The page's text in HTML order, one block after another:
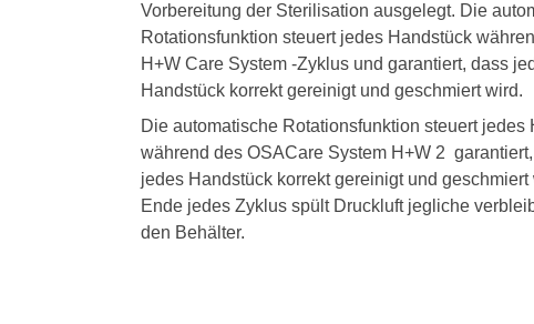
Vorbereitung der Sterilisation ausgelegt. Die
Rotationsfunktion steuert jedes Handstück
H+W Care System -Zyklus und garantiert, dass
Handstück korrekt gereinigt und geschmiert wird.
Die automatische Rotationsfunktion steuert jedes
während des OSACare System H+W 2
jedes Handstück korrekt gereinigt und geschmiert
Ende jedes Zyklus spült Druckluft jegliche
den Behälter.